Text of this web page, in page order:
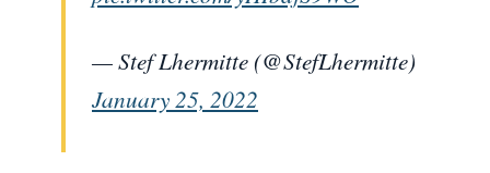
— Stef Lhermitte (@StefLhermitte)
January 25, 2022